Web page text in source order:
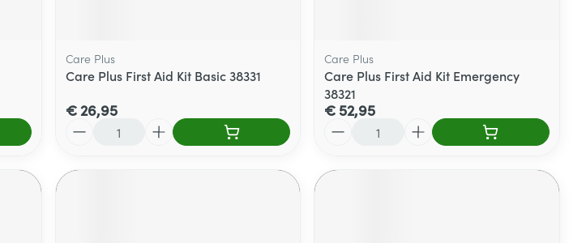
Care Plus
Care Plus First Aid Kit Basic 38331
€ 26,95
Care Plus
Care Plus First Aid Kit Emergency
38321
€ 52,95